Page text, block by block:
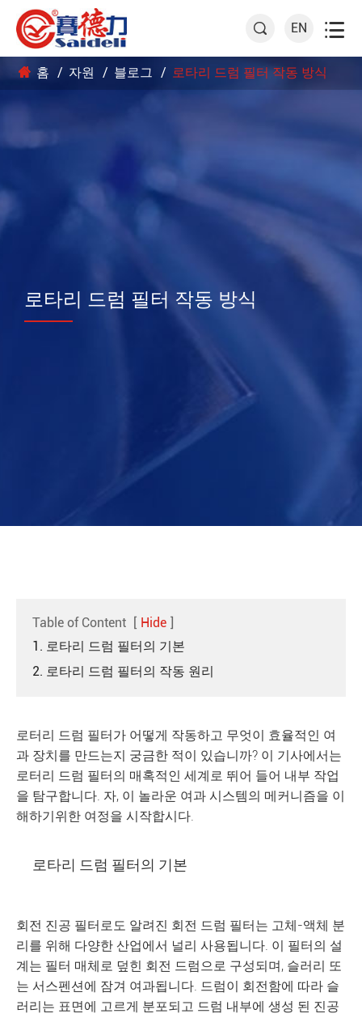
 EN 
홈 자원 블로그 로타리 드럼 필터 작동 방식
로타리 드럼 필터 작동 방식
Table of Content [ Hide ]
1. 로타리 드럼 필터의 기본
2. 로타리 드럼 필터의 작동 원리
로터리 드럼 필터가 어떻게 작동하고 무엇이 효율적인 여
과 장치를 만드는지 궁금한 적이 있습니까? 이 기사에서는
로터리 드럼 필터의 매혹적인 세계로 뛰어 들어 내부 작업
을 탐구합니다. 자, 이 놀라운 여과 시스템의 메커니즘을 이
해하기위한 여정을 시작합시다.
로타리 드럼 필터의 기본
회전 진공 필터로도 알려진 회전 드럼 필터는 고체-액체 분
리를 위해 다양한 산업에서 널리 사용됩니다. 이 필터의 설
계는 필터 매체로 덮힌 회전 드럼으로 구성되며, 슬러리 또
는 서스펜션에 잠겨 여과됩니다. 드럼이 회전함에 따라 슬
러리는 표면에 고르게 분포되고 드럼 내부에 생성 된 진공